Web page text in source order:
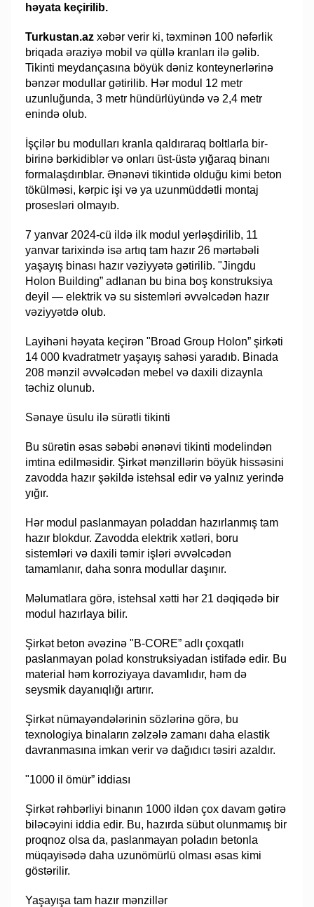
həyata keçirilib.
Turkustan.azxəbər verir ki, təxminən 100 nəfərlik
briqada əraziyə mobil və qüllə kranları ilə gəlib.
Tikinti meydançasına böyük dəniz konteynerlərinə
bənzər modullar gətirilib. Hər modul 12 metr
uzunluğunda, 3 metr hündürlüyündə və 2,4 metr
enində olub.
İşçilər bu modulları kranla qaldıraraq boltlarla bir-
birinə bərkidiblər və onları üst-üstə yığaraq binanı
formalaşdırıblar. Ənənəvi tikintidə olduğu kimi beton
tökülməsi, kərpic işi və ya uzunmüddətli montaj
prosesləri olmayıb.
7 yanvar 2024-cü ildə ilk modul yerləşdirilib, 11
yanvar tarixində isə artıq tam hazır 26 mərtəbəli
yaşayış binası hazır vəziyyətə gətirilib. "Jingdu
Holon Building” adlanan bu bina boş konstruksiya
deyil — elektrik və su sistemləri əvvəlcədən hazır
vəziyyətdə olub.
Layihəni həyata keçirən "Broad Group Holon” şirkəti
14 000 kvadratmetr yaşayış sahəsi yaradıb. Binada
208 mənzil əvvəlcədən mebel və daxili dizaynla
təchiz olunub.
Sənaye üsulu ilə sürətli tikinti
Bu sürətin əsas səbəbi ənənəvi tikinti modelindən
imtina edilməsidir. Şirkət mənzillərin böyük hissəsini
zavodda hazır şəkildə istehsal edir və yalnız yerində
yığır.
Hər modul paslanmayan poladdan hazırlanmış tam
hazır blokdur. Zavodda elektrik xətləri, boru
sistemləri və daxili təmir işləri əvvəlcədən
tamamlanır, daha sonra modullar daşınır.
Məlumatlara görə, istehsal xətti hər 21 dəqiqədə bir
modul hazırlaya bilir.
Şirkət beton əvəzinə "B-CORE” adlı çoxqatlı
paslanmayan polad konstruksiyadan istifadə edir. Bu
material həm korroziyaya davamlıdır, həm də
seysmik dayanıqlığı artırır.
Şirkət nümayəndələrinin sözlərinə görə, bu
texnologiya binaların zəlzələ zamanı daha elastik
davranmasına imkan verir və dağıdıcı təsiri azaldır.
"1000 il ömür” iddiası
Şirkət rəhbərliyi binanın 1000 ildən çox davam gətirə
biləcəyini iddia edir. Bu, hazırda sübut olunmamış bir
proqnoz olsa da, paslanmayan poladın betonla
müqayisədə daha uzunömürlü olması əsas kimi
göstərilir.
Yaşayışa tam hazır mənzillər